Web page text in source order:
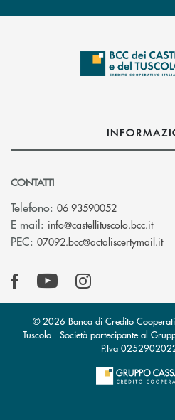
CONTATTI
Telefono: 06 93590052
E-mail: info@castellituscolo.bcc.it(si
PEC: 07092.bcc@actaliscertymail.it
© 2026 Banca di Credito
Tuscolo - Società partecipante al
P.Iva